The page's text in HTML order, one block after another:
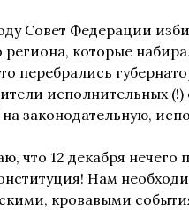
Совет Федерации
региона, которые
перебрались
исполнительных
на законодательную,
что 12 декабря
Нам
кровавыми